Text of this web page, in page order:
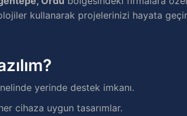
kullanarak projelerinizi hayata
yerinde destek imkanı.
cihaza uygun tasarımlar.